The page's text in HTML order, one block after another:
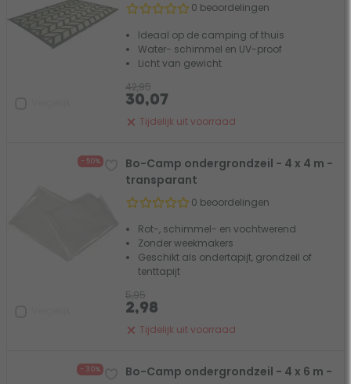
0 beoordelingen
Ideaal op de camping of thuis
Water- schimmel en UV-proof
Licht van gewicht
Tijdelijk uit voorraad
42,95
30,07
- 50%
Bo-Camp ondergrondzeil - 4 x 4 m -
transparant
0 beoordelingen
Rot-, schimmel- en vochtwerend
Zonder weekmakers
Geschikt als ondertapijt, grondzeil of
tenttapijt
Tijdelijk uit voorraad
5,95
2,98
- 30%
Bo-Camp ondergrondzeil - 4 x 6 m -